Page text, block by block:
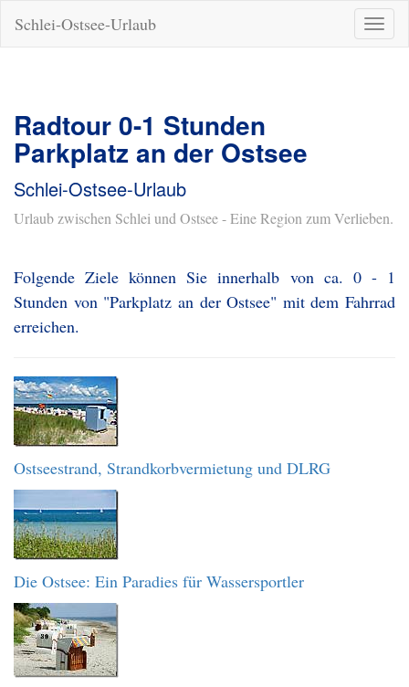
ein-/
Schlei-Ostsee-Urlaub
Radtour 0-1 Stunden
Parkplatz an der Ostsee
Schlei-Ostsee-Urlaub
Urlaub zwischen Schlei und Ostsee - Eine Region zum Verlieben.
Folgende Ziele können Sie innerhalb von ca. 0 - 1
Stunden von "Parkplatz an der Ostsee" mit dem Fahrrad
erreichen.
Ostseestrand, Strandkorbvermietung und DLRG
Die Ostsee: Ein Paradies für Wassersportler